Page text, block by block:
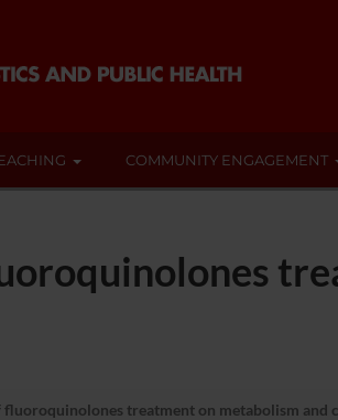
COMMUNITY ENGAGEMENT
fluoroquinolones treatment on metabolism and